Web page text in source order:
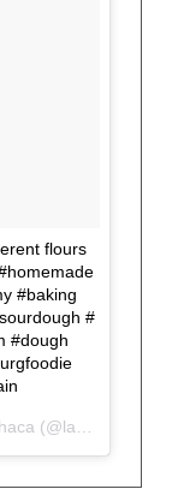
flours
#baking
#
#dough